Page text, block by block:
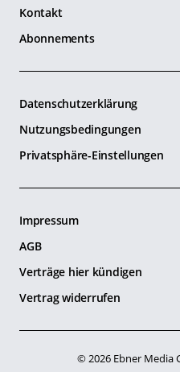
Kontakt
Abonnements
Datenschutzerklärung
Nutzungsbedingungen
Privatsphäre-Einstellungen
Impressum
AGB
Verträge hier kündigen
Vertrag widerrufen
© 2026 Ebner Media